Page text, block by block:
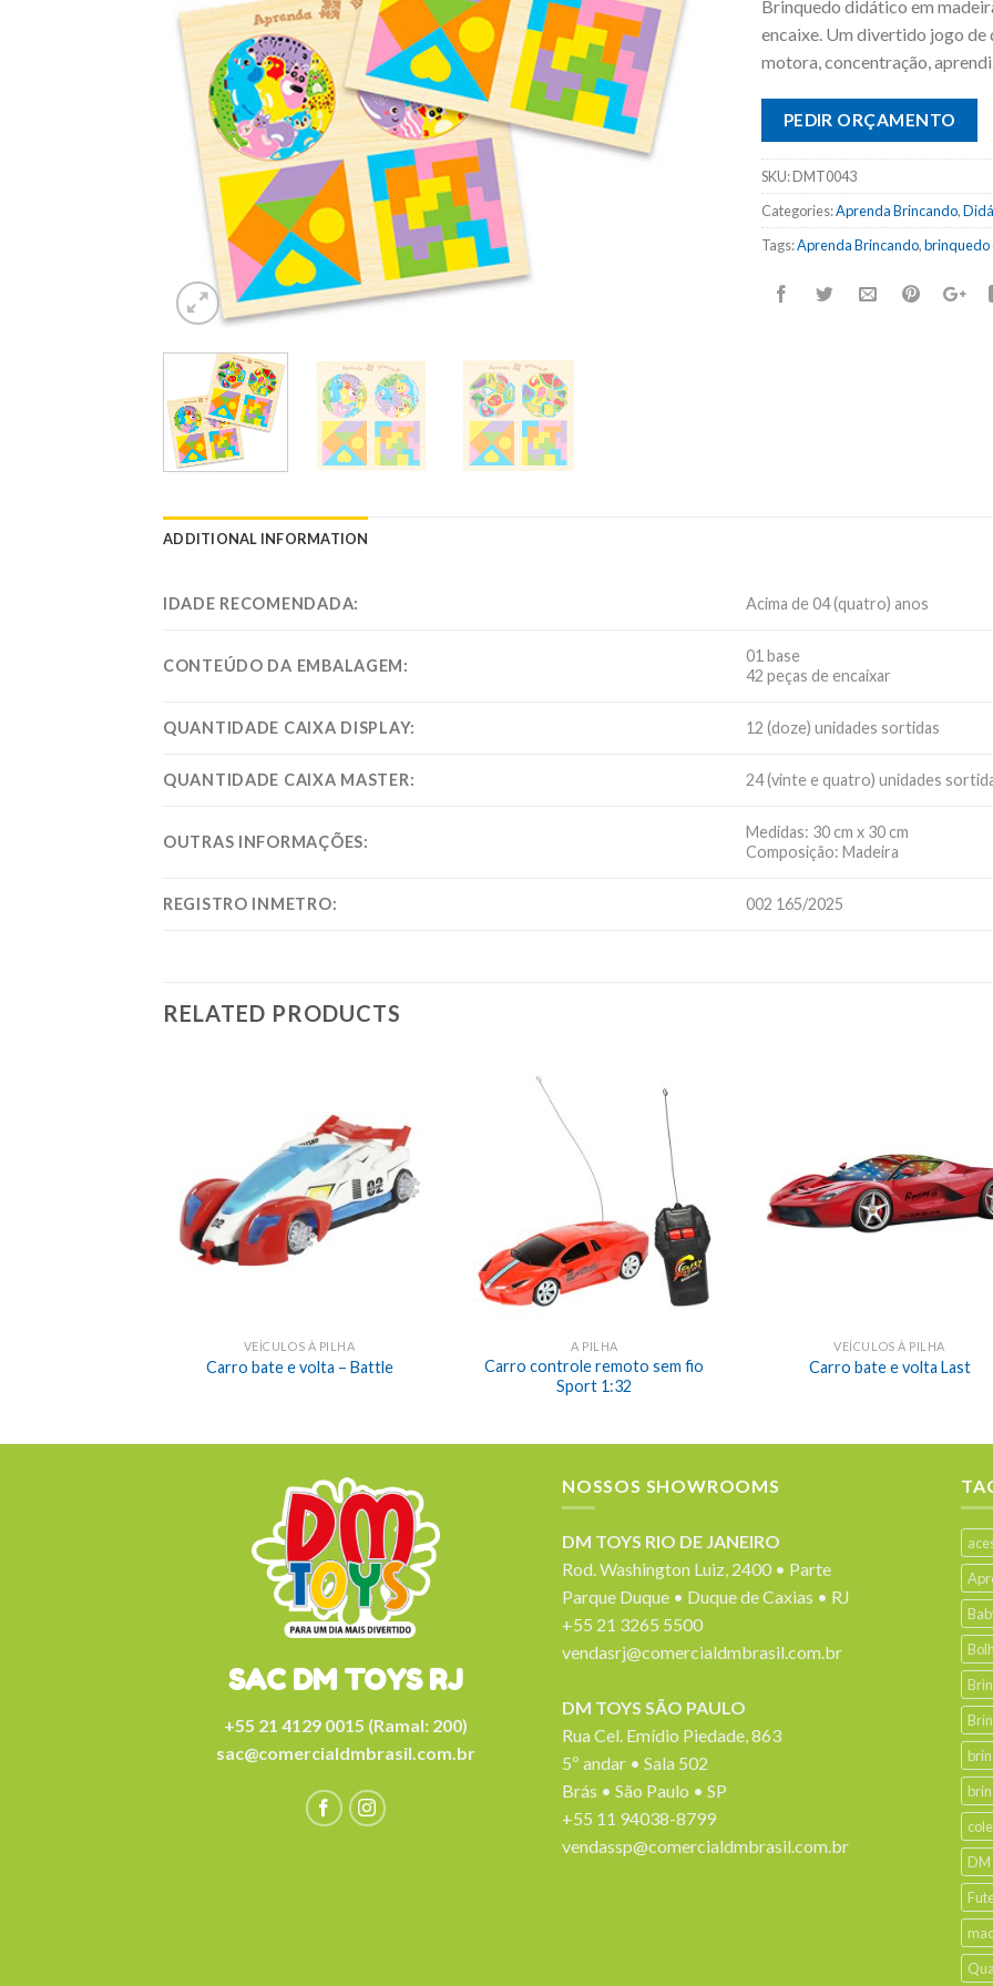
Brinquedo didático em
encaixe. Um divertido jogo de
motora, concentração,
PEDIR ORÇAMENTO
SKU:DMT0043
Categories:Aprenda Brincando,
Tags:Aprenda Brincando,brinquedo
ADDITIONAL INFORMATION
IDADE RECOMENDADA: Acima de 04 (quatro) anos
CONTEÚDO DA EMBALAGEM:
01 base
42 peças de encaixar
QUANTIDADE CAIXA DISPLAY: 12 (doze) unidades sortidas
QUANTIDADE CAIXA MASTER: 24 (vinte e quatro) unidades
OUTRAS INFORMAÇÕES:
Medidas: 30 cm x 30 cm
Composição: Madeira
REGISTRO INMETRO: 002 165/2025
RELATED PRODUCTS
VEÍCULOS À PILHA
Carro bate e volta – Battle
A PILHA
Carro controle remoto sem fio
Sport 1:32
VEÍCULOS À PILHA
Carro bate e volta Last
SAC DM TOYS RJ
+55 21 4129 0015 (Ramal: 200)
sac@comercialdmbrasil.com.br
NOSSOS SHOWROOMS
DM TOYS RIO DE JANEIRO
Rod. Washington Luiz, 2400 • Parte
Parque Duque • Duque de Caxias • RJ
+55 21 3265 5500
vendasrj@comercialdmbrasil.com.br
DM TOYS SÃO PAULO
Rua Cel. Emídio Piedade, 863
5º andar • Sala 502
Brás • São Paulo • SP
+55 11 94038-8799
vendassp@comercialdmbrasil.com.br
DM